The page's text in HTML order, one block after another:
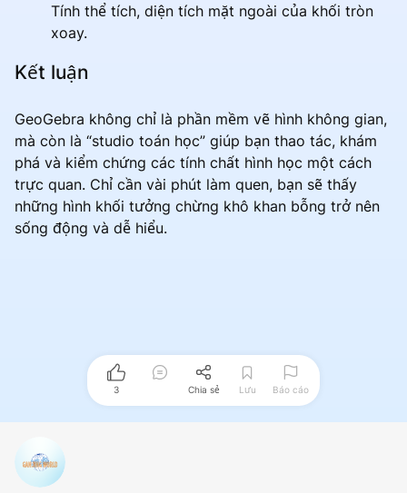
Tính thể tích, diện tích mặt ngoài của khối tròn
xoay.
Kết luận
GeoGebra không chỉ là phần mềm vẽ hình không gian,
mà còn là “studio toán học” giúp bạn thao tác, khám
phá và kiểm chứng các tính chất hình học một cách
trực quan. Chỉ cần vài phút làm quen, bạn sẽ thấy
những hình khối tưởng chừng khô khan bỗng trở nên
sống động và dễ hiểu.
3 Chia sẻ Lưu Báo cáo